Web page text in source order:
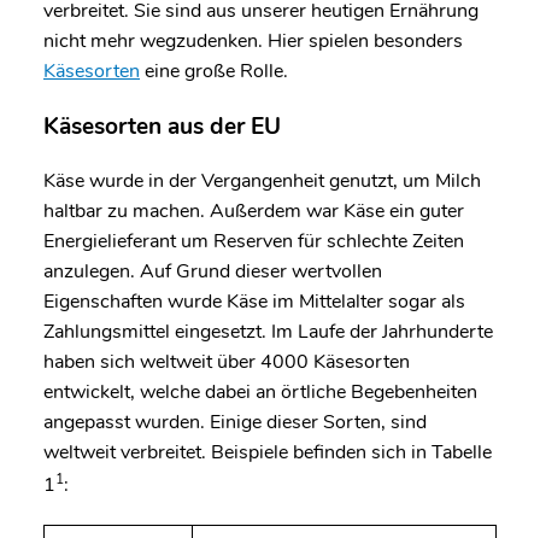
verbreitet. Sie sind aus unserer heutigen Ernährung
nicht mehr wegzudenken. Hier spielen besonders
Käsesorten eine große Rolle.
Käsesorten aus der EU
Käse wurde in der Vergangenheit genutzt, um Milch
haltbar zu machen. Außerdem war Käse ein guter
Energielieferant um Reserven für schlechte Zeiten
anzulegen. Auf Grund dieser wertvollen
Eigenschaften wurde Käse im Mittelalter sogar als
Zahlungsmittel eingesetzt. Im Laufe der Jahrhunderte
haben sich weltweit über 4000 Käsesorten
entwickelt, welche dabei an örtliche Begebenheiten
angepasst wurden. Einige dieser Sorten, sind
weltweit verbreitet. Beispiele befinden sich in Tabelle
11: